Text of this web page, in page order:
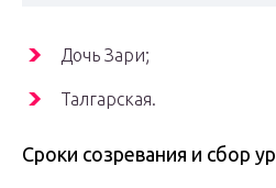
Дочь Зари;
Талгарская.
Сроки созревания и сбор